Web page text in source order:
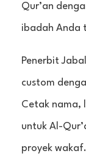
Qur’an
ibadah Anda
Penerbit
custom
Cetak nama,
untuk Al-
proyek wakaf.